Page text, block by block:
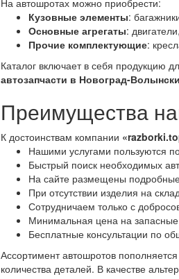
На автошротах можно приобрести:
Кузовные элементы:
Основные агрегаты:
Прочие комплектующие:
Каталог включает в себя продукцию
автозапчасти в Новоград-
Преимущества
К достоинствам компании
Нашими услугами пользуются
Быстрый поиск необходимых
На сайте размещены подробные
При отсутствии изделия на
Сотрудничаем только с
Минимальная цена на запасные
Бесплатные консультации по
Ассортимент автошротов
количества деталей. В качестве